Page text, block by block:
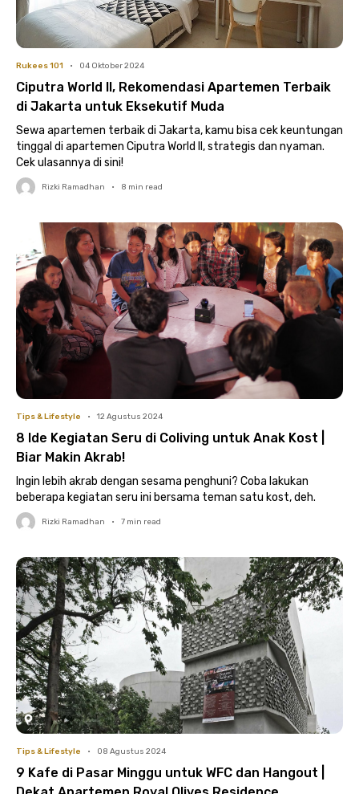
Rukees 101 • 04 Oktober 2024
Ciputra World II, Rekomendasi Apartemen Terbaik
di Jakarta untuk Eksekutif Muda
Sewa apartemen terbaik di Jakarta, kamu bisa cek keuntungan
tinggal di apartemen Ciputra World II, strategis dan nyaman.
Cek ulasannya di sini!
Rizki Ramadhan • 8 min read
Tips & Lifestyle • 12 Agustus 2024
8 Ide Kegiatan Seru di Coliving untuk Anak Kost |
Biar Makin Akrab!
Ingin lebih akrab dengan sesama penghuni? Coba lakukan
beberapa kegiatan seru ini bersama teman satu kost, deh.
Rizki Ramadhan • 7 min read
Tips & Lifestyle • 08 Agustus 2024
9 Kafe di Pasar Minggu untuk WFC dan Hangout |